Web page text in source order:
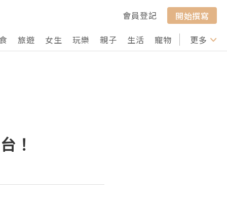
會員登記
開始撰寫
旅遊 女生 玩樂 親子 生活 寵物 行山 打卡
更多
！